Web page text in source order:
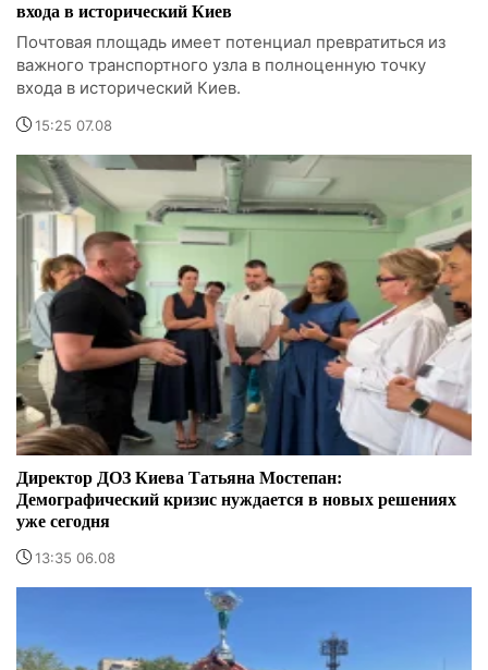
входа в исторический Киев
Почтовая площадь имеет потенциал превратиться из
важного транспортного узла в полноценную точку
входа в исторический Киев.
15:25 07.08
Директор ДОЗ Киева Татьяна Мостепан:
Демографический кризис нуждается в новых решениях
уже сегодня
13:35 06.08